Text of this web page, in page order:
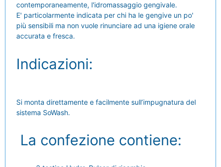
contemporaneamente, l'idromassaggio gengivale.
E' particolarmente indicata per chi ha le gengive un po'
più sensibili ma non vuole rinunciare ad una igiene orale
accurata e fresca.
Indicazioni:
Si monta direttamente e facilmente sull’impugnatura del
sistema SoWash.
La confezione contiene: